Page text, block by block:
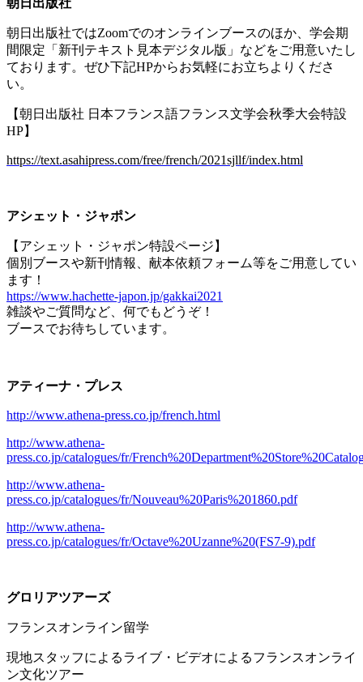
朝日出版社ではZoomでのオンラインブースのほか、学会期
間限定「新刊テキスト見本デジタル版」などをご用意いたし
ております。ぜひ下記HPからお気軽にお立ちよりくださ
い。
【朝日出版社 日本フランス語フランス文学会秋季大会特設
HP】
https://text.asahipress.com/free/french/2021sjllf/index.html
アシェット・ジャポン
【アシェット・ジャポン特設ページ】
個別ブースや新刊情報、献本依頼フォーム等をご用意してい
ます！
https://www.hachette-japon.jp/gakkai2021
雑談やご質問など、何でもどうぞ！
ブースでお待ちしています。
アティーナ・プレス
http://www.athena-press.co.jp/french.html
http://www.athena-
press.co.jp/catalogues/fr/
http://www.athena-
press.co.jp/catalogues/fr/Nouveau%20Paris%201860.pdf
http://www.athena-
press.co.jp/catalogues/fr/Octave%20Uzanne%20(FS7-9).pdf
グロリアツアーズ
フランスオンライン留学
現地スタッフによるライブ・ビデオによるフランスオンライ
ン文化ツアー